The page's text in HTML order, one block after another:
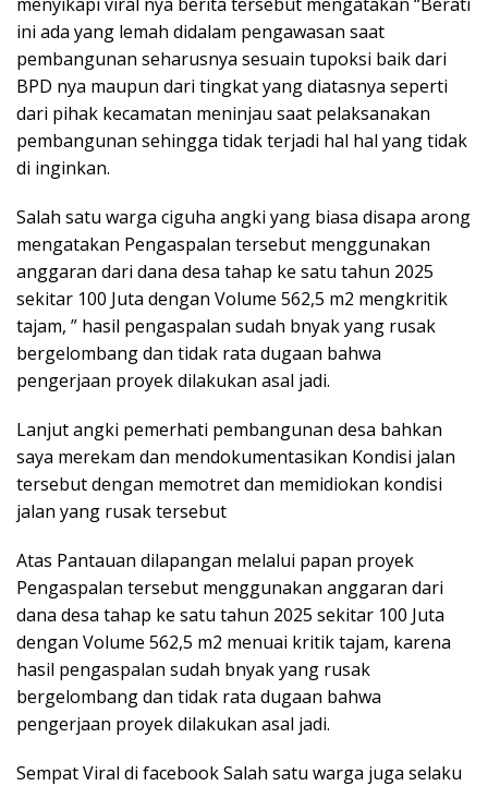
ini ada yang lemah didalam pengawasan saat
pembangunan seharusnya sesuain tupoksi baik dari
BPD nya maupun dari tingkat yang diatasnya seperti
dari pihak kecamatan meninjau saat pelaksanakan
pembangunan sehingga tidak terjadi hal hal yang tidak
di inginkan.
Salah satu warga ciguha angki yang biasa disapa arong
mengatakan Pengaspalan tersebut menggunakan
anggaran dari dana desa tahap ke satu tahun 2025
sekitar 100 Juta dengan Volume 562,5 m2 mengkritik
tajam, ” hasil pengaspalan sudah bnyak yang rusak
bergelombang dan tidak rata dugaan bahwa
pengerjaan proyek dilakukan asal jadi.
Lanjut angki pemerhati pembangunan desa bahkan
saya merekam dan mendokumentasikan Kondisi jalan
tersebut dengan memotret dan memidiokan kondisi
jalan yang rusak tersebut
Atas Pantauan dilapangan melalui papan proyek
Pengaspalan tersebut menggunakan anggaran dari
dana desa tahap ke satu tahun 2025 sekitar 100 Juta
dengan Volume 562,5 m2 menuai kritik tajam, karena
hasil pengaspalan sudah bnyak yang rusak
bergelombang dan tidak rata dugaan bahwa
pengerjaan proyek dilakukan asal jadi.
Sempat Viral di facebook Salah satu warga juga selaku